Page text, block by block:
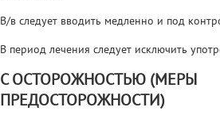
В/в следует вводить медленно и под
В период лечения следует исключить
С ОСТОРОЖНОСТЬЮ (МЕРЫ
ПРЕДОСТОРОЖНОСТИ)